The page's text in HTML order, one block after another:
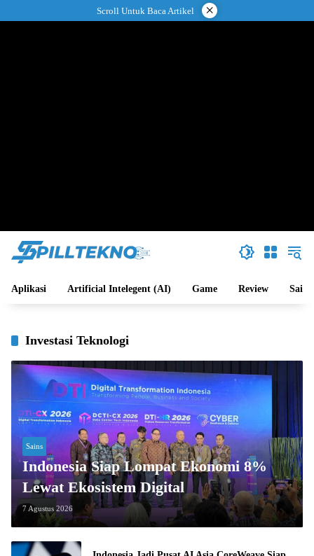
ke
Scroll Untuk Baca Artikel ×
Aplikasi Artificial Intelegent (AI) Game Review Sains
Investasi Teknologi
Sains
Indonesia Siap Lompat Ekonomi 8%
Lewat Ekosistem Digital
7 Agustus 2026